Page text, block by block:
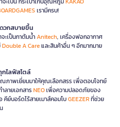
เรามีครบ!
ดวกสบายขึ้น
ะเป็นกาต้มน้ำAnitech, เครื่องฟอกอากาศ
Double A Careและสินค้าอื่น ๆ อีกมากมาย
กไลฟ์สไตล์
ภาพเยี่ยมมาให้คุณเลือกสรร เพื่อตอบโจทย์
ลายเอกสารNEOเพื่อความปลอดภัยของ
คีย์บอร์ดไร้สายเมาส์คอมโบGEEZERที่ช่วย